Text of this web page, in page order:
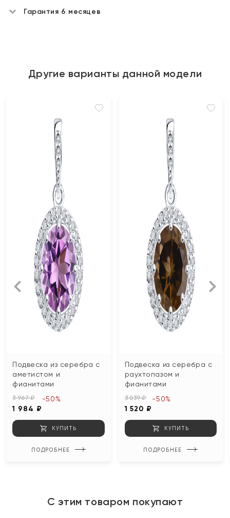
Гарантия 6 месяцев
Другие варианты данной модели
Подвеска из серебра с
аметистом и
фианитами
3 967 ₽
1 984 ₽
-50%
КУПИТЬ
ПОДРОБНЕЕ
Подвеска из серебра с
раухтопазом и
фианитами
3 039 ₽
1 520 ₽
-50%
КУПИТЬ
ПОДРОБНЕЕ
С этим товаром покупают